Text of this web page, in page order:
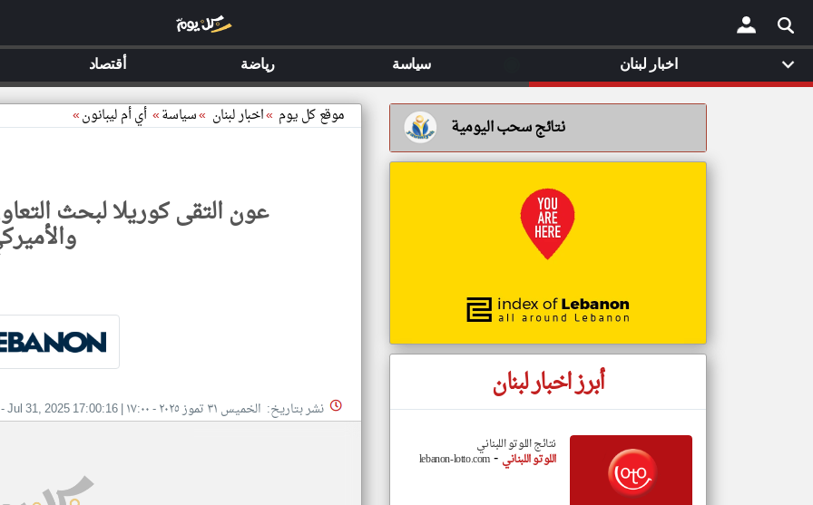
× موقع كل يوم »اخبار لبنان »سياسة» أي أم ليبانون»
عون التقى كوريلا لبحث
نشر بتاريخ: الخميس ٣١ تموز ٢٠٢٥ - ١٧:٠٠ |
Jul 31, 2025 17:00:16
نتائج سحب اليومية
أبرز اخبار لبنان
نتائج اللوتو اللبناني
اللوتو اللبناني -
lebanon-lotto.com
اخبار لبنان سياسة رياضة أقتصاد